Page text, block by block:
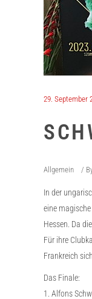
29. September
Allgemein
In der
eine
Hessen. Da
Für ihre
Frankreich
Das Finale:
1. Alfons